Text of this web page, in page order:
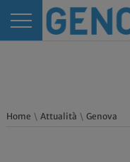
Home \ Attualità \ Genova